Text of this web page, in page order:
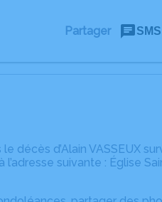
Partager SMS
décès d’Alain VASSEUX
suivante : Église